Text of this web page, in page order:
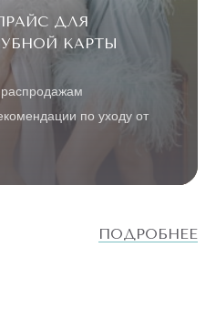
ДЛЯ
КАРТЫ
по уходу от
ПОДРОБНЕЕ